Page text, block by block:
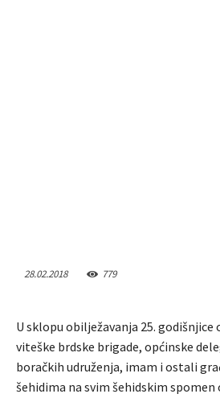
28.02.2018 779
U sklopu obilježavanja 25. godišnjice
viteške brdske brigade, općinske
boračkih udruženja, imam i ostali
šehidima na svim šehidskim